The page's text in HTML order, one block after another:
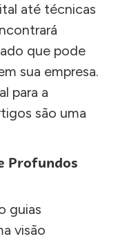
até técnicas
que pode
sua empresa.
para a
são uma
Profundos
guias
visão